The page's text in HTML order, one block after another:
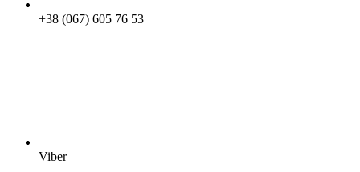
+38 (067) 605 76 53
Viber